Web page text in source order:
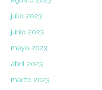
julio 2023
junio 2023
mayo 2023
abril 2023
marzo 2023